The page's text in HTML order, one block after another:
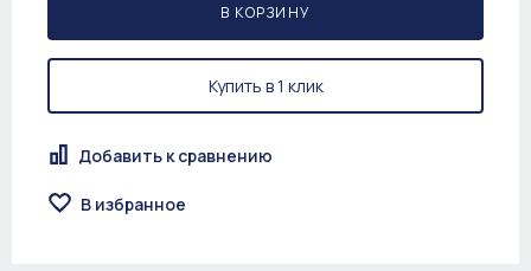
В КОРЗИНУ
Купить в 1 клик
Добавить к сравнению
В избранное